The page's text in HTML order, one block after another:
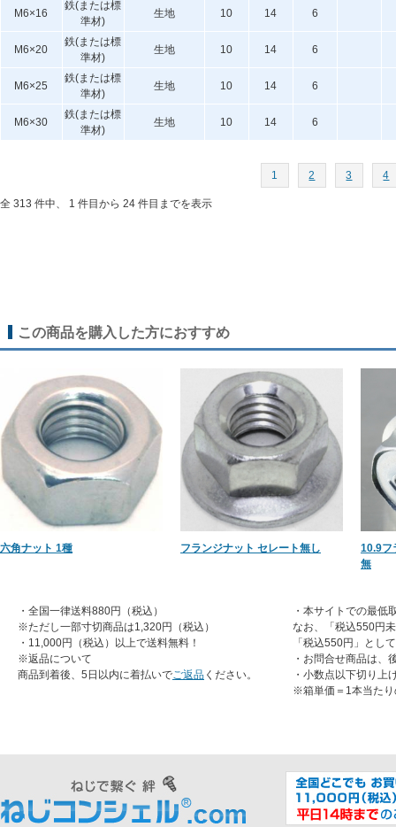
M6×16
鉄(または標
準材)
生地 10 14 6
M6×20
鉄(または標
準材)
生地 10 14 6
M6×25
鉄(または標
準材)
生地 10 14 6
M6×30
鉄(または標
準材)
生地 10 14 6
1 2 3 4
全 313 件中、 1 件目から 24 件目までを表示
この商品を購入した方におすすめ
六角ナット 1種 フランジナット セレート無し
10.9フ
無
・全国一律送料880円（税込）
※ただし一部寸切商品は1,320円（税込）
・11,000円（税込）以上で送料無料！
※返品について
商品到着後、5日以内に着払いでご返品 ください。
・本サイトでの最低
なお、「税込550円
「税込550円」とし
・お問合せ商品は、
・小数点以下切り上
※箱単価＝1本当たり